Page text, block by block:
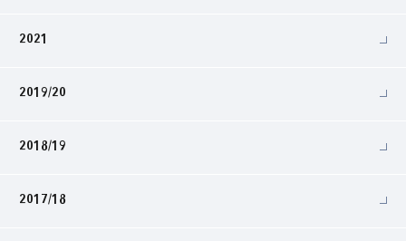
2021
2019/20
2018/19
2017/18